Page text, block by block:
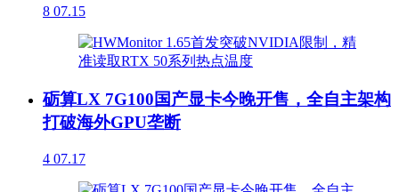
8 07.15
砺算LX 7G100国产显卡今晚开售，全自主架构
打破海外GPU垄断
4 07.17